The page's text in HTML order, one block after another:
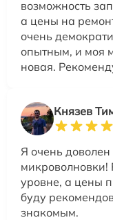
возможность
а цены на
очень
опытным, и моя
новая.
Князев
Я очень
микроволновки!
уровне, а цены
буду
знакомым.